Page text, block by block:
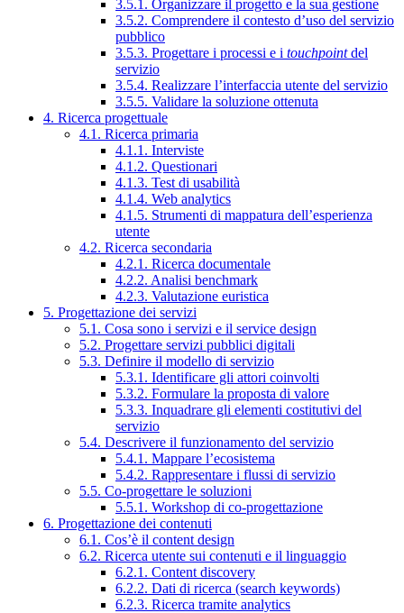
3.5.1. Organizzare il progetto e la sua gestione
3.5.2. Comprendere il contesto d’uso del servizio
pubblico
3.5.3. Progettare i processi e i touchpointdel
servizio
3.5.4. Realizzare l’interfaccia utente del servizio
3.5.5. Validare la soluzione ottenuta
4. Ricerca progettuale
4.1. Ricerca primaria
4.1.1. Interviste
4.1.2. Questionari
4.1.3. Test di usabilità
4.1.4. Web analytics
4.1.5. Strumenti di mappatura dell’esperienza
utente
4.2. Ricerca secondaria
4.2.1. Ricerca documentale
4.2.2. Analisi benchmark
4.2.3. Valutazione euristica
5. Progettazione dei servizi
5.1. Cosa sono i servizi e il service design
5.2. Progettare servizi pubblici digitali
5.3. Definire il modello di servizio
5.3.1. Identificare gli attori coinvolti
5.3.2. Formulare la proposta di valore
5.3.3. Inquadrare gli elementi costitutivi del
servizio
5.4. Descrivere il funzionamento del servizio
5.4.1. Mappare l’ecosistema
5.4.2. Rappresentare i flussi di servizio
5.5. Co-progettare le soluzioni
5.5.1. Workshop di co-progettazione
6. Progettazione dei contenuti
6.1. Cos’è il content design
6.2. Ricerca utente sui contenuti e il linguaggio
6.2.1. Content discovery
6.2.2. Dati di ricerca (search keywords)
6.2.3. Ricerca tramite analytics